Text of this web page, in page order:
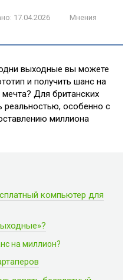
17.04.2026
Мнения
выходные вы можете
и получить шанс на
Для британских
реальностью, особенно с
миллиона
компьютер для
на миллион?